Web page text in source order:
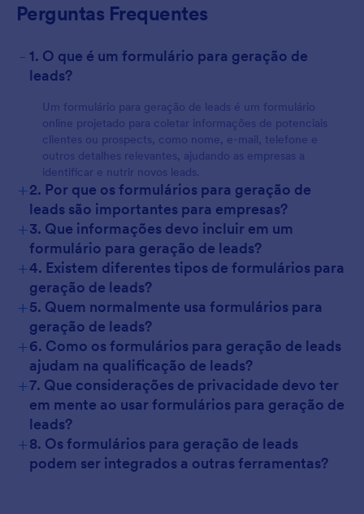
Perguntas Frequentes
- 1. O que é um formulário para geração de
leads?
Um formulário para geração de leads é um formulário
online projetado para coletar informações de potenciais
clientes ou prospects, como nome, e-mail, telefone e
outros detalhes relevantes, ajudando as empresas a
identificar e nutrir novos leads.
+2. Por que os formulários para geração de
leads são importantes para empresas?
+3. Que informações devo incluir em um
formulário para geração de leads?
+4. Existem diferentes tipos de formulários para
geração de leads?
+5. Quem normalmente usa formulários para
geração de leads?
+6. Como os formulários para geração de leads
ajudam na qualificação de leads?
+7. Que considerações de privacidade devo ter
em mente ao usar formulários para geração de
leads?
+8. Os formulários para geração de leads
podem ser integrados a outras ferramentas?